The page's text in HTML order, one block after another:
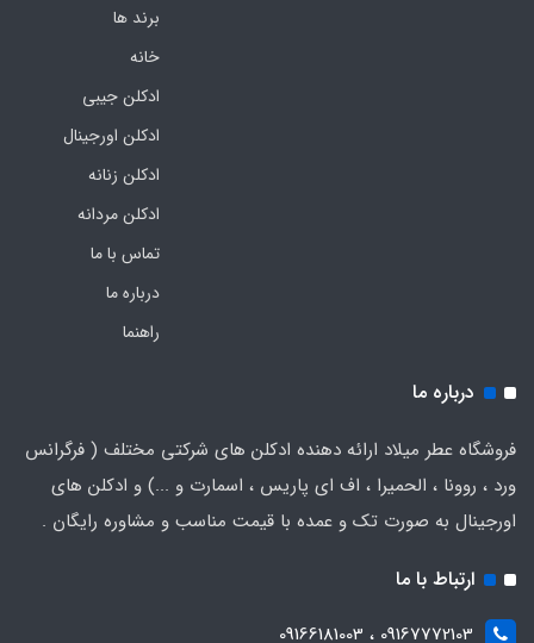
برند ها
خانه
ادکلن جیبی
ادکلن اورجینال
ادکلن زنانه
ادکلن مردانه
تماس با ما
درباره ما
راهنما
درباره ما
فروشگاه عطر میلاد ارائه دهنده ادکلن های شرکتی مختلف ( فرگرانس
ورد ، روونا ، الحمیرا ، اف ای پاریس ، اسمارت و ...) و ادکلن های
اورجینال به صورت تک و عمده با قیمت مناسب و مشاوره رایگان .
ارتباط با ما
09167772103 ، 09166181003